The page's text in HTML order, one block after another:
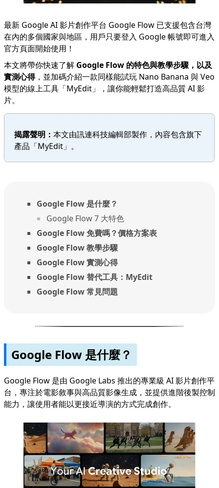
最新 Google AI 影片創作平台 Google Flow 已支援包含台灣
在內的多個國家與地區，用戶只要登入 Google 帳號即可進入
官方頁面開始使用！
本文將帶你快速了解 Google Flow 的特色與教學步驟，以及
實測心得，並加碼介紹一款同樣能試玩 Nano Banana 與 Veo
模型的線上工具「MyEdit 」，讓你能輕鬆打造高品質 AI 影
片。
揭露聲明： 本文由訊連科技編輯部製作，內容包含旗下
產品「MyEdit」。
Google Flow 是什麼？
Google Flow 7 大特色
Google Flow 免費嗎？價格方案表
Google Flow 教學步驟
Google Flow 實測心得
Google Flow 替代工具：MyEdit
Google Flow 常見問題
Google Flow 是什麼？
Google Flow 是由 Google Labs 推出的專業級 AI 影片創作平
台，專注於電影敘事與高品質影像生成，並提供進階後製控制
能力，讓使用者能以更接近導演的方式完成創作。